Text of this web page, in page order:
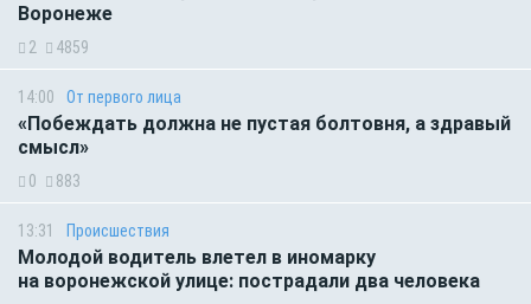
Воронеже
2 4859
14:00 От первого лица
«Побеждать должна не пустая болтовня, а здравый
смысл»
0 883
13:31 Происшествия
Молодой водитель влетел в иномарку
на воронежской улице: пострадали два человека